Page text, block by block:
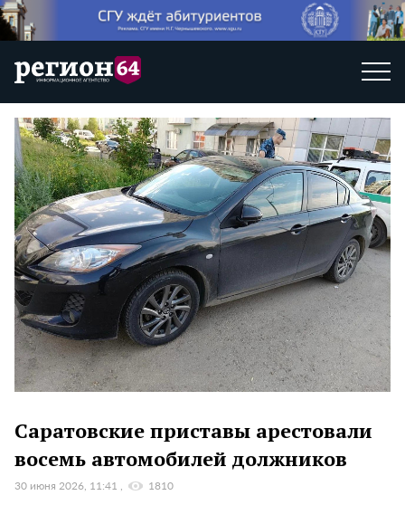
Саратовские приставы арестовали
восемь автомобилей должников
30 июня 2026, 11:41 1810